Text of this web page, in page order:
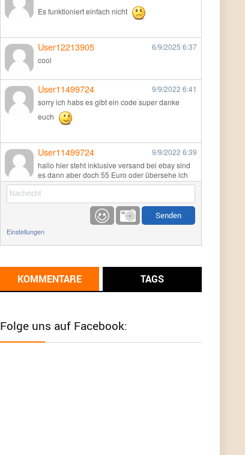
Es funktioniert einfach nicht
User12213905 6/9/2025 6:37
cool
User11499724 9/9/2022 6:41
sorry ich habs es gibt ein code super danke
euch
User11499724 9/9/2022 6:39
hallo hier steht inklusive versand bei ebay sind
es dann aber doch 55 Euro oder übersehe ich
etwas
9/1/20226:17
Ich glaube du hast den Sinn eines
Schnäppchenblogs noch immer nicht
Günni 9/1/2022
meisten Deals sind Tagespreise!
Einstellungen
KOMMENTARE TAGS
Folge uns auf Facebook: